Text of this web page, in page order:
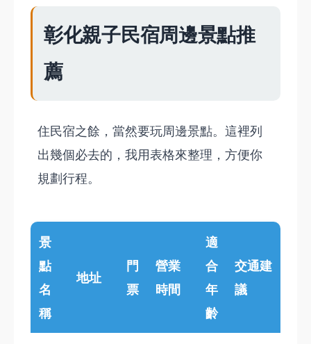
彰化親子民宿周邊景點推
薦
住民宿之餘，當然要玩周邊景點。這裡列
出幾個必去的，我用表格來整理，方便你
規劃行程。
景
點
名
稱
地址
門
票
營業
時間
適
合
年
齡
交通建
議